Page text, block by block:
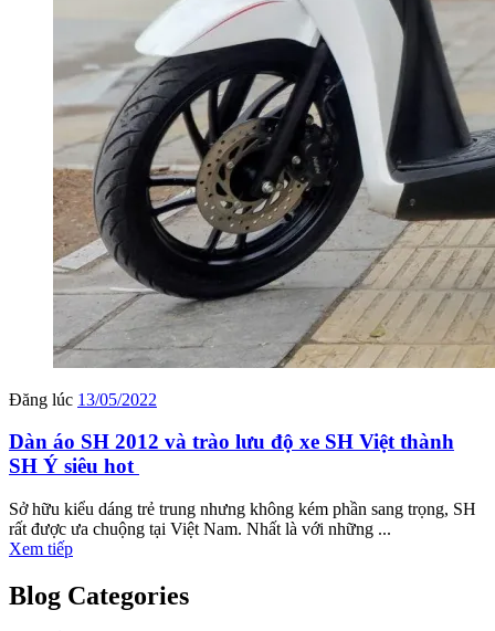
Đăng lúc 13/05/2022
Dàn áo SH 2012 và trào lưu độ xe SH Việt thành
SH Ý siêu hot
Sở hữu kiểu dáng trẻ trung nhưng không kém phần sang trọng, SH
rất được ưa chuộng tại Việt Nam. Nhất là với những ...
Xem tiếp
Blog Categories